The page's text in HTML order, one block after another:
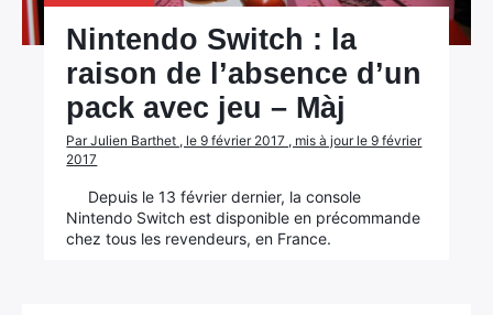
Nintendo Switch : la
raison de l’absence d’un
pack avec jeu – Màj
Par Julien Barthet , le 9 février 2017 , mis à jour le 9 février
2017
Depuis le 13 février dernier, la console
Nintendo Switch est disponible en précommande
chez tous les revendeurs, en France.